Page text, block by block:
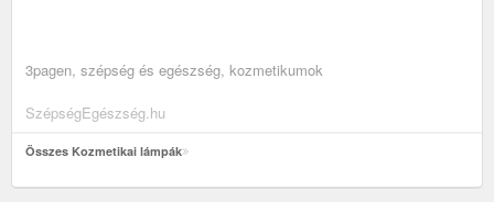
3pagen, szépség és egészség, kozmetikumok
SzépségEgészség.hu
Összes Kozmetikai lámpák